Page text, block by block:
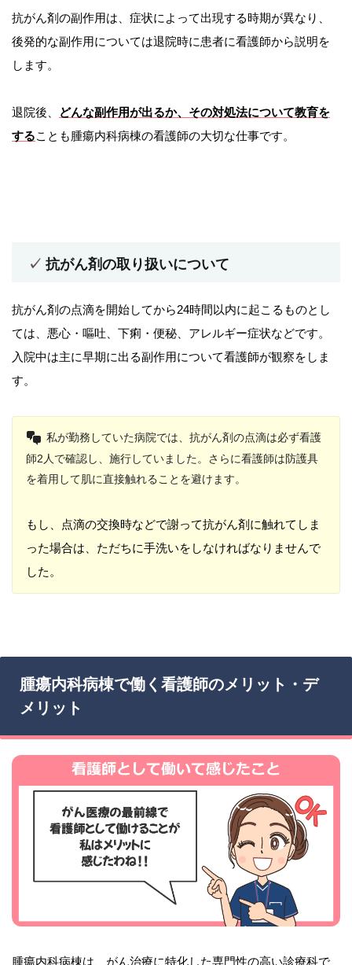
抗がん剤の副作用は、症状によって出現する時期が異なり、
後発的な副作用については退院時に患者に看護師から説明を
します。
退院後、
どんな副作用が出るか、その対処法について教育を
することも腫瘍内科病棟の看護師の大切な仕事です。
抗がん剤の取り扱いについて
抗がん剤の点滴を開始してから24時間以内に起こるものとし
ては、悪心・嘔吐、下痢・便秘、アレルギー症状などです。
入院中は主に早期に出る副作用について看護師が観察をしま
す。
私が勤務していた病院では、抗がん剤の点滴は必ず看護
師2人で確認し、施行していました。さらに看護師は防護具
を着用して肌に直接触れることを避けます。
もし、点滴の交換時などで謝って抗がん剤に触れてしま
った場合は、ただちに手洗いをしなければなりませんで
した。
腫瘍内科病棟で働く看護師のメリット・デ
メリット
腫瘍内科病棟は、がん治療に特化した専門性の高い診療科で